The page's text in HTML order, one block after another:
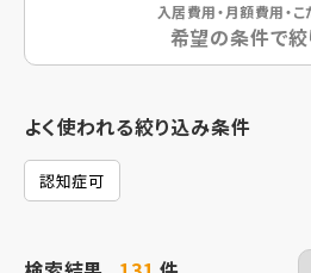
入居費用・月額費用・
希望の条件で
よく使われる絞り込み条件
認知症可